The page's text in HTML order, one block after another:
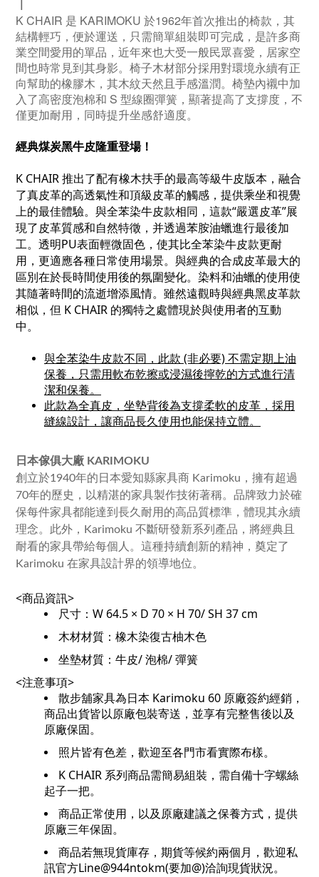
K CHAIR 是 KARIMOKU 於1962年首次推出的椅款，其
結構輕巧，便於運送，只需簡單組裝即可完成，是許多商
業空間愛用的單品，近年來也大受一般民眾喜愛，居家空
間也時常見到其身影。椅子木材部分採用對環境永續有正
向幫助的橡膠木，其木紋天然且手感溫潤。椅墊內襯中加
入了高密度泡棉和 S 型線圈彈簧，顯著提高了支撐度，不
僅更加耐用，同時提升坐感舒適度。
經典煤炭黑牛皮隆重登場！
K CHAIR 推出了配有橡木扶手的最高等級牛皮版本，融合
了真皮革的高透氣性和頂級皮革的觸感，提供乘坐和視覺
上的最佳體驗。與全苯染牛皮款相同，這款“嚴選皮革”展
現了皮革質感和自然特徵，并透過苯胺油蠟進行最後加
工。透明PU表面輕微固色，使其比全苯染牛皮款更耐
用，更適應各種日常使用場景。與經典的合成皮革最大的
區別在於長時間使用後的氛圍變化。染料和油蠟的使用使
其隨著時間的流逝增添風情。雖然遠觀時與經典黑皮革款
相似，但 K CHAIR 的獨特之處體現於與使用者的互動
中。
與全苯染牛皮款不同，此款 (非必要) 不需定期上油
保養，只需用軟布乾擦或浸濕後擰乾的方式進行清
潔和保養。
此款為全真皮，坐墊背後為支撐柔軟的皮革，採用
縫線設計，讓商品長久使用也能保持立體。
日本傢俱大廠 KARIMOKU
創立於1940年的日本愛知縣家具商 Karimoku，擁有超過
70年的歷史，以精湛的家具製作技術著稱。品牌致力於確
保每件家具都能達到長久耐用的高品質標準，體現其永續
理念。此外，Karimoku 不斷研發新系列產品，將經典且
耐看的家具帶給每個人。這種持續創新的精神，奠定了
Karimoku 在家具設計界的領導地位。
<商品資訊>
尺寸：W 64.5 × D 70 × H 70/ SH 37 cm
木材材質： 橡木染復古柚木色
坐墊材質：牛皮/ 泡棉/ 彈簧
<注意事項>
散步舖家具為日本 Karimoku 60 原廠簽約經銷，
商品出貨皆以原廠包裝寄送，並享有完整售後以及
原廠保固。
照片皆有色差，歡迎至各門市看實際布樣。
K CHAIR 系列商品需簡易組裝，需自備十字螺絲
起子一把。
商品正常使用，以及原廠建議之保養方式，提供
原廠三年保固。
商品若無現貨庫存，期貨等候約兩個月，歡迎私
訊官方Line@944ntokm(要加@)洽詢現貨狀況。